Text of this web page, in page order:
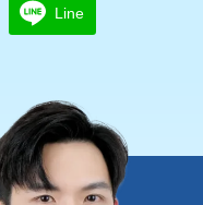
Line